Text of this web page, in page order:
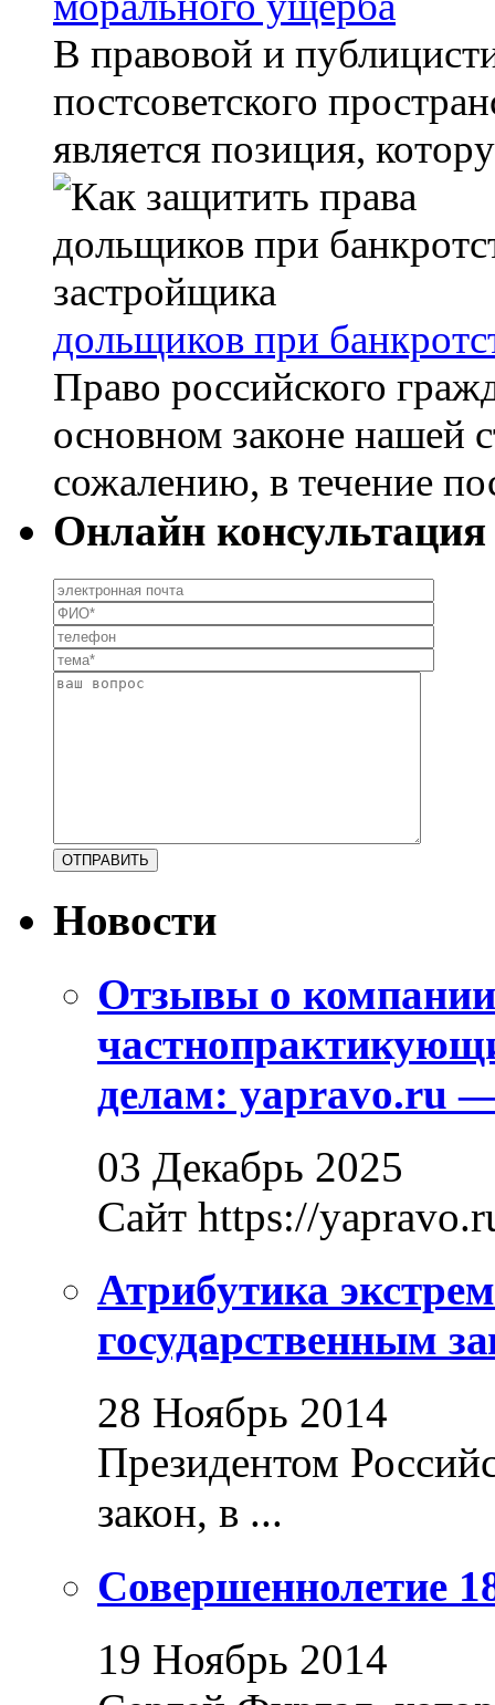
В правовой и
постсоветского
является позиция,
дольщиков при
Право российского
основном законе нашей
сожалению, в течение
Онлайн консультация
Новости
Отзывы о
делам: yapravo.ru
03 Декабрь 2025
Сайт https://
Атрибутика
государственным
28 Ноябрь 2014
Президентом
закон, в ...
Совершеннолетие
19 Ноябрь 2014